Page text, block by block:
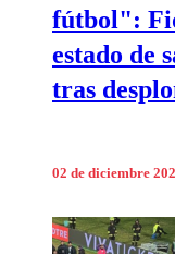
fútbol":
estado de
tras
02 de diciembre